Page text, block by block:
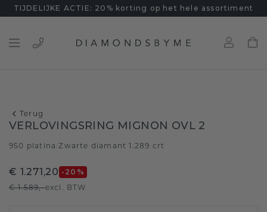
TIJDELIJKE ACTIE: 20% korting op het hele assortiment
Terug
VERLOVINGSRING MIGNON OVL 2
950 platina Zwarte diamant 1.289 crt
€ 1.271,20 -20 %
€ 1.589,-excl. BTW